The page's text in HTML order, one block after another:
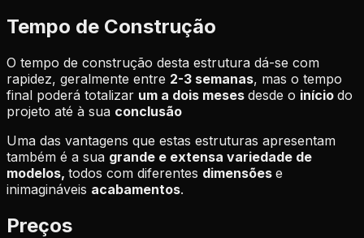
Tempo de Construção
O tempo de construção desta estrutura dá-se com
rapidez, geralmente entre 2-3 semanas, mas o tempo
final poderá totalizar um a dois meses desde o início do
projeto até à sua conclusão
Uma das vantagens que estas estruturas apresentam
também é a sua grande e extensa variedade de
modelos, todos com diferentes dimensões e
inimagináveis acabamentos.
Preços